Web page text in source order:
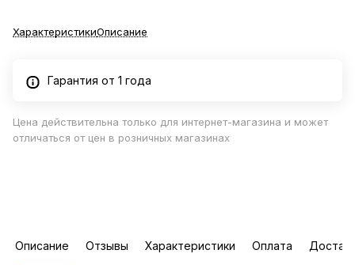
ХарактеристикиОписание
Гарантия от 1 года
Цена действительна только для интернет-магазина и может
отличаться от цен в розничных магазинах
Описание Отзывы Характеристики Оплата